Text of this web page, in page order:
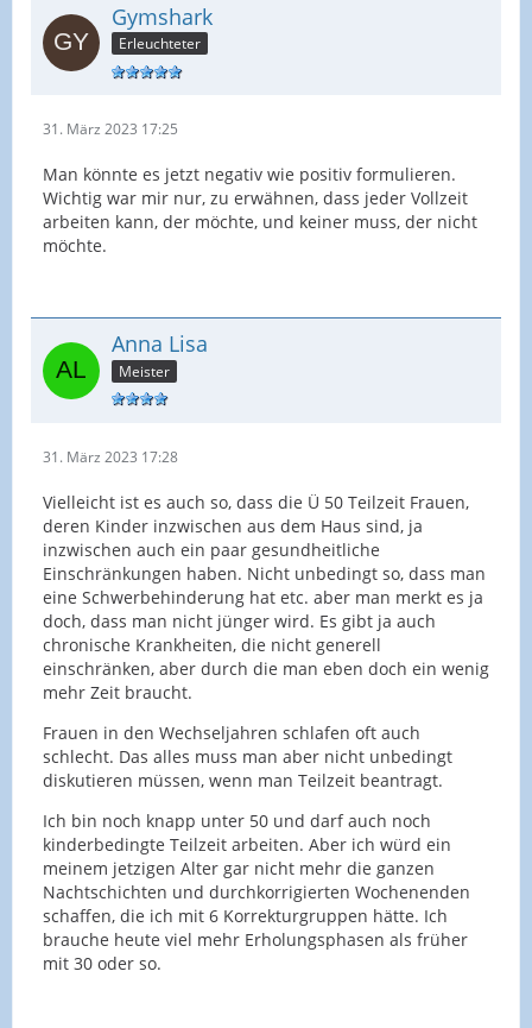
Gymshark
Erleuchteter
31. März 2023 17:25
Man könnte es jetzt negativ wie positiv formulieren.
Wichtig war mir nur, zu erwähnen, dass jeder Vollzeit
arbeiten kann, der möchte, und keiner muss, der nicht
möchte.
Anna Lisa
Meister
31. März 2023 17:28
Vielleicht ist es auch so, dass die Ü 50 Teilzeit Frauen,
deren Kinder inzwischen aus dem Haus sind, ja
inzwischen auch ein paar gesundheitliche
Einschränkungen haben. Nicht unbedingt so, dass man
eine Schwerbehinderung hat etc. aber man merkt es ja
doch, dass man nicht jünger wird. Es gibt ja auch
chronische Krankheiten, die nicht generell
einschränken, aber durch die man eben doch ein wenig
mehr Zeit braucht.
Frauen in den Wechseljahren schlafen oft auch
schlecht. Das alles muss man aber nicht unbedingt
diskutieren müssen, wenn man Teilzeit beantragt.
Ich bin noch knapp unter 50 und darf auch noch
kinderbedingte Teilzeit arbeiten. Aber ich würd ein
meinem jetzigen Alter gar nicht mehr die ganzen
Nachtschichten und durchkorrigierten Wochenenden
schaffen, die ich mit 6 Korrekturgruppen hätte. Ich
brauche heute viel mehr Erholungsphasen als früher
mit 30 oder so.